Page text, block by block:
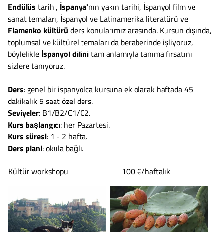
Endülüs tarihi, İspanya'nın yakın tarihi, İspanyol film ve
sanat temaları, İspanyol ve Latinamerika literatürü ve
Flamenko kültürü ders konularımız arasında. Kursun dışında,
toplumsal ve kültürel temaları da beraberinde işliyoruz,
böylelikle İspanyol dilinitam anlamıyla tanıma fırsatını
sizlere tanıyoruz.
Ders: genel bir ispanyolca kursuna ek olarak haftada 45
dakikalık 5 saat özel ders.
Seviyeler: B1/B2/C1/C2.
Kurs başlangıcı: her Pazartesi.
Kurs süresi: 1 - 2 hafta.
Ders plani: okula bağlı.
Kültür workshopu
100 €/haftalık